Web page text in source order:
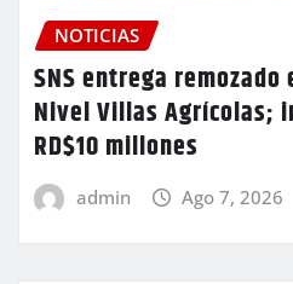
NOTICIAS
SNS entrega
Nivel Villas Agrícolas;
RD$10 millones
admin Ago 7, 2026